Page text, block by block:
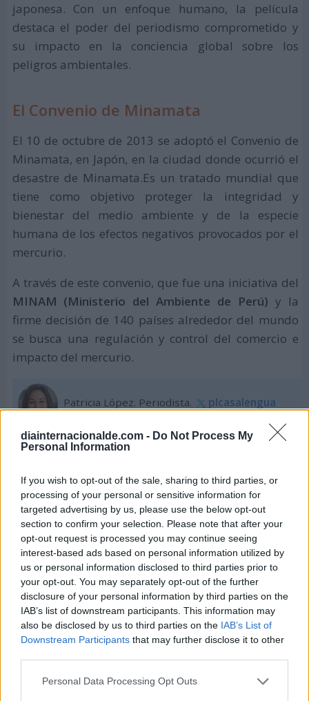
diainternacionalde.com - Do Not Process My
Personal Information
If you wish to opt-out of the sale, sharing to third parties, or
processing of your personal or sensitive information for
targeted advertising by us, please use the below opt-out
section to confirm your selection. Please note that after your
opt-out request is processed you may continue seeing
interest-based ads based on personal information utilized by
us or personal information disclosed to third parties prior to
your opt-out. You may separately opt-out of the further
disclosure of your personal information by third parties on the
IAB’s list of downstream participants. This information may
also be disclosed by us to third parties on the IAB’s List of
Downstream Participants that may further disclose it to other
Personal Data Processing Opt Outs
japonesa. Con un enfoque humano, la película
destaca el poder del periodismo comprometido y
su impacto en la conciencia global sobre los
peligros ambientales.
El Convenio de Minamata
El 10 de octubre de 2013 se adoptó el Convenio de
Minamata, en Japón, en la ciudad donde ocurrió el
desastre de Minamata.Es un tratado mundial que
tiene como objetivo proteger la integridad y
bienestar del medio ambiente y de la especie
humana de los efectos negativos provocados por el
mercurio.
A través de este convenio, que fue una iniciativa del
MINAM (Ministerio del Ambiente de Perú) y la
firme decisión de 140 países alrededor del mundo
se busca una regulación y control del comercio e
impacto del mercurio.
Patricia López. Periodista.
plcasalengua
patrilopca
Si conoces datos sobre este artículo y quieres
enviarnos más información, ponte en contacto
con nuestro equipo de redacción aquí.
Otros Días Internacionales que
podrían interesarte